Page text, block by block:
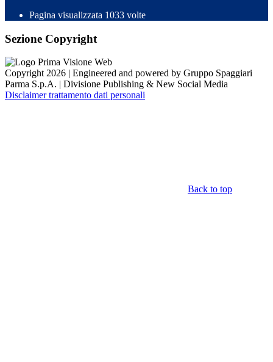
Pagina visualizzata 1033 volte
Sezione Copyright
Copyright 2026 | Engineered and powered by Gruppo Spaggiari
Parma S.p.A. | Divisione Publishing & New Social Media
Disclaimer trattamento dati personali
Back to top